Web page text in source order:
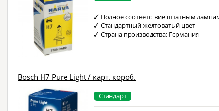
Полное соответствие штатным
Стандартный желтоватый цвет
Страна производства: Германия
Bosch H7 Pure Light / карт. короб.
Стандарт